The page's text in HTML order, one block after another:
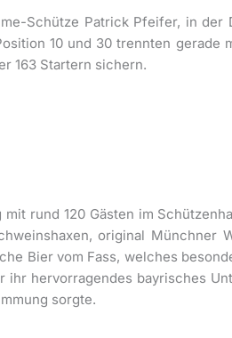
Schütze Patrick Pfeifer, in
10 und 30 trennten
163 Startern sichern.
rund 120 Gästen im
original Münchner
Bier vom Fass, welches
hervorragendes bayrisches
sorgte.